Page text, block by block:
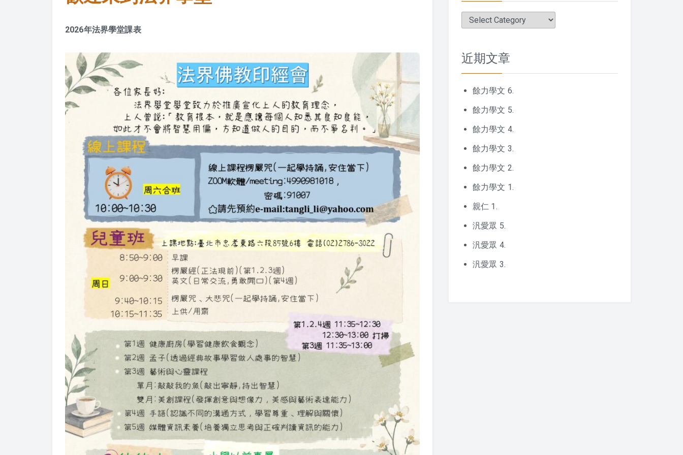
2026年法界學堂課表
分
近期文章
餘力學文 6.
餘力學文 5.
餘力學文 4.
餘力學文 3.
餘力學文 2.
餘力學文 1.
親仁 1.
汎愛眾 5.
汎愛眾 4.
汎愛眾 3.